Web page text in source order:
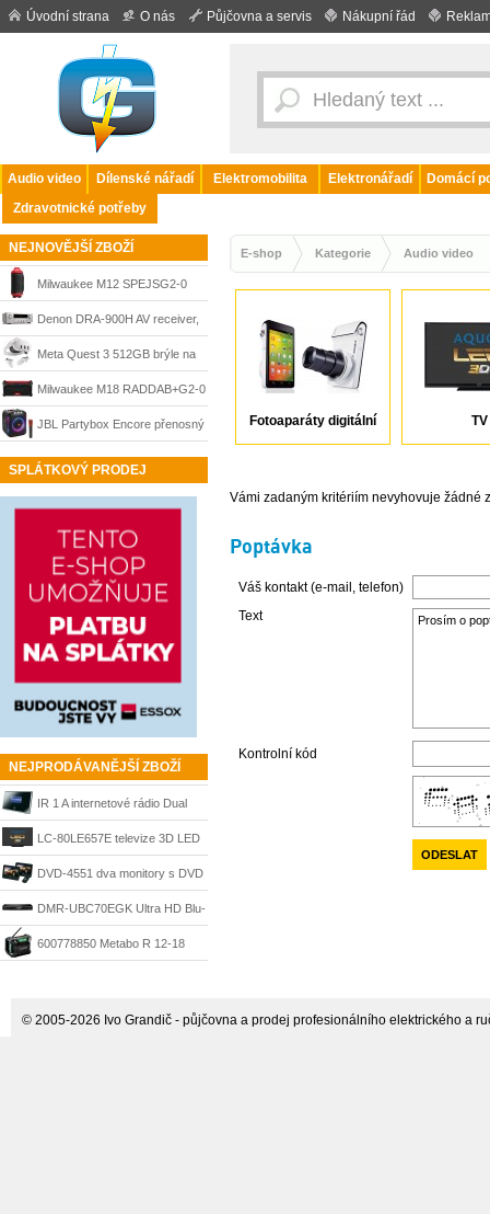
Úvodní strana O nás Půjčovna a servis Nákupní řád
Audio video Dílenské nářadí Elektromobilita Elektronářadí
Domácí
Zdravotnické potřeby
NEJNOVĚJŠÍ ZBOŽÍ
Milwaukee M12 SPEJSG2-0
aku reproduktor na staveniště
bez aku 4933498433
Denon DRA-900H AV receiver,
stříbrný
Meta Quest 3 512GB brýle na
virtuální realitu
Milwaukee M18 RADDAB+G2-0
přenosné aku rádio
DAB+/FM/AM s Bluetooth a
USB-C, bez akumulátoru,
JBL Partybox Encore přenosný
reproduktor černý 100 W
SPLÁTKOVÝ PRODEJ
NEJPRODÁVANĚJŠÍ ZBOŽÍ
IR 1 A internetové rádio Dual
LC-80LE657E televize 3D LED
Sharp
DVD-4551 dva monitory s DVD
přehrávačem AEG
DMR-UBC70EGK Ultra HD Blu-
ray rekordér 500 GB černý
600778850 Metabo R 12-18
E-shop Kategorie Audio video
Fotoaparáty digitální TV
Vámi zadaným kritériím nevyhovuje žádné
Poptávka
Váš kontakt (e-mail, telefon)
Text
Kontrolní kód
© 2005-2026 Ivo Grandič - půjčovna a prodej profesionálního elektrického a